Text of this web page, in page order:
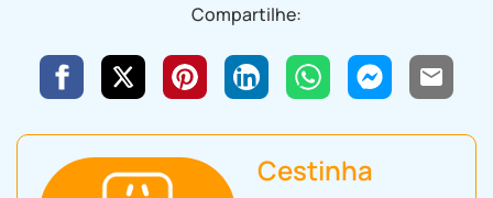
Compartilhe:
Cestinha